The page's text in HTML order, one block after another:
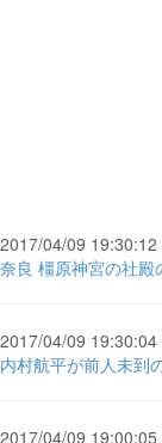
2017/04/09 19:30:12
奈良 橿原神宮の社
2017/04/09 19:30:04
内村航平が前人未到
2017/04/09 19:00:05